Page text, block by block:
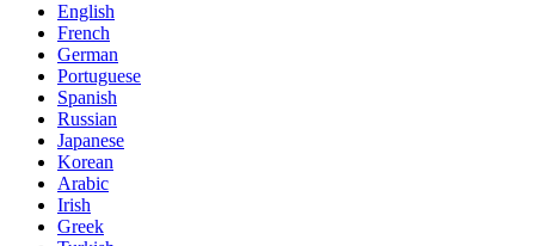
English
French
German
Portuguese
Spanish
Russian
Japanese
Korean
Arabic
Irish
Greek